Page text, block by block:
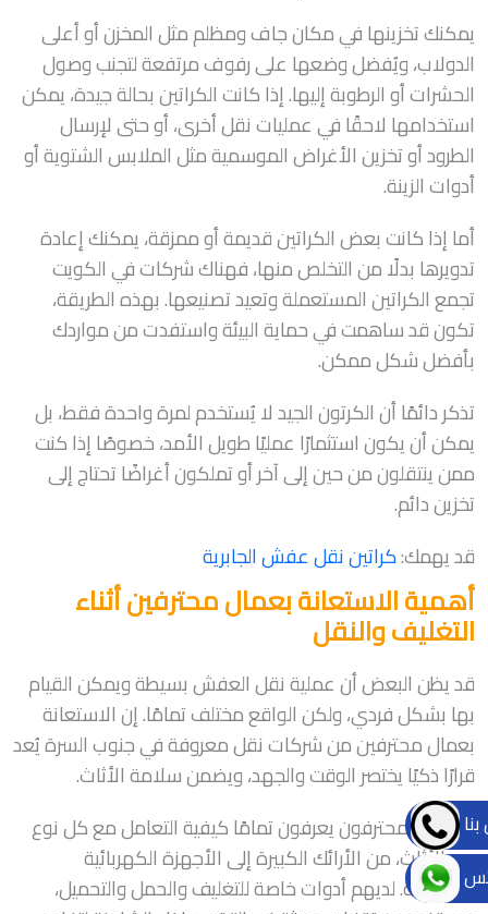
يمكنك تخزينها في مكان جاف ومظلم مثل المخزن أو أعلى
الدولاب، ويُفضل وضعها على رفوف مرتفعة لتجنب وصول
الحشرات أو الرطوبة إليها. إذا كانت الكراتين بحالة جيدة، يمكن
استخدامها لاحقًا في عمليات نقل أخرى، أو حتى لإرسال
الطرود أو تخزين الأغراض الموسمية مثل الملابس الشتوية أو
أدوات الزينة.
أما إذا كانت بعض الكراتين قديمة أو ممزقة، يمكنك إعادة
تدويرها بدلًا من التخلص منها، فهناك شركات في الكويت
تجمع الكراتين المستعملة وتعيد تصنيعها. بهذه الطريقة،
تكون قد ساهمت في حماية البيئة واستفدت من مواردك
بأفضل شكل ممكن.
تذكر دائمًا أن الكرتون الجيد لا يُستخدم لمرة واحدة فقط، بل
يمكن أن يكون استثمارًا عمليًا طويل الأمد، خصوصًا إذا كنت
ممن ينتقلون من حين إلى آخر أو تملكون أغراضًا تحتاج إلى
تخزين دائم.
قد يهمك:كراتين نقل عفش الجابرية
أهمية الاستعانة بعمال محترفين أثناء
التغليف والنقل
قد يظن البعض أن عملية نقل العفش بسيطة ويمكن القيام
بها بشكل فردي، ولكن الواقع مختلف تمامًا. إن الاستعانة
بعمال محترفين من شركات نقل معروفة في جنوب السرة يُعد
قرارًا ذكيًا يختصر الوقت والجهد، ويضمن سلامة الأثاث.
العمال المحترفون يعرفون تمامًا كيفية التعامل مع كل نوع
من الأثاث، من الأرائك الكبيرة إلى الأجهزة الكهربائية
الحساسة. لديهم أدوات خاصة للتغليف والحمل والتحميل،